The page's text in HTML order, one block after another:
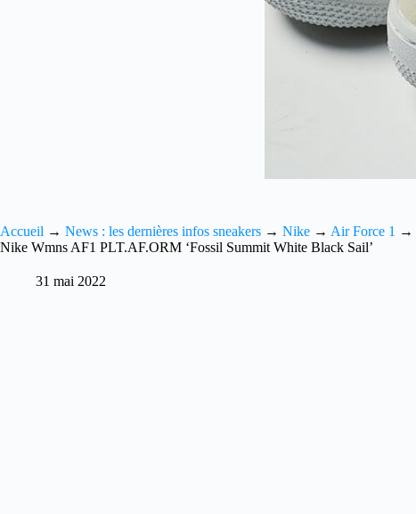
Accueil → News : les dernières infos sneakers → Nike → Air Force 1 →
Nike Wmns AF1 PLT.AF.ORM ‘Fossil Summit White Black Sail’
31 mai 2022